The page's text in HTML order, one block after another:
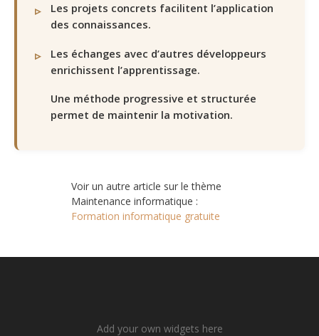
Les projets concrets facilitent l’application
des connaissances.
Les échanges avec d’autres développeurs
enrichissent l’apprentissage.
Une méthode progressive et structurée
permet de maintenir la motivation.
Voir un autre article sur le thème
Maintenance informatique :
Formation informatique gratuite
Add your own widgets here